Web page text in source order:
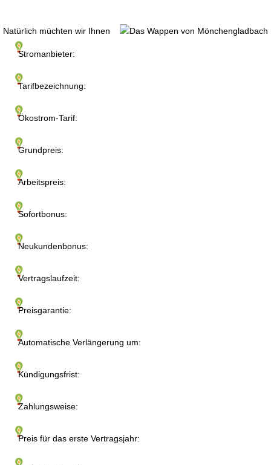
Stromanbieter:
Tarifbezeichnung:
Ökostrom-Tarif:
Grundpreis:
Arbeitspreis:
Sofortbonus:
Neukundenbonus:
Vertragslaufzeit:
Preisgarantie:
Automatische Verlängerung um:
Kündigungsfrist:
Zahlungsweise:
Preis für das erste Vertragsjahr:
Natürlich müchten wir Ihnen